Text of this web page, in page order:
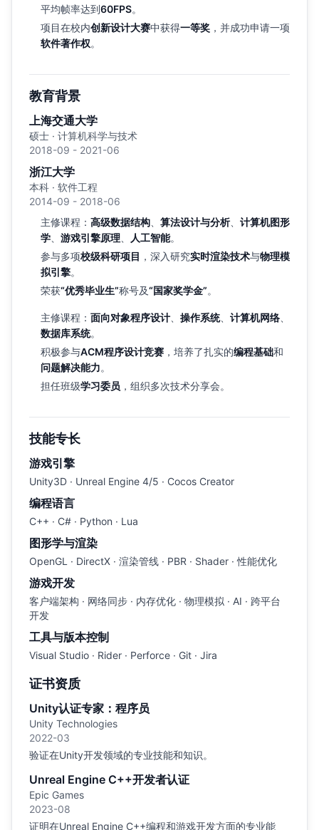
平均帧率达到60FPS。
项目在校内创新设计大赛中获得一等奖 ，并成功申请一项
软件著作权。
教育背景
上海交通大学
硕士 · 计算机科学与技术
2018-09 - 2021-06
浙江大学
本科 · 软件工程
2014-09 - 2018-06
主修课程： 高级数据结构 算法设计与分析、 计算机图形
学
游戏引擎原理 人工智能。
参与多项校级科研项目 ，深入研究实时渲染技术与物理模
拟引擎。
荣获“优秀毕业生”称号及“国家奖学金”。
主修课程： 面向对象程序设计 操作系统、 计算机网络
数据库系统。
积极参与ACM程序设计竞赛 ，培养了扎实的编程基础和
问题解决能力。
担任班级学习委员 ，组织多次技术分享会。
技能专长
游戏引擎
Unity3D · Unreal Engine 4/5 · Cocos Creator
编程语言
C++ · C# · Python · Lua
图形学与渲染
OpenGL · DirectX · 渲染管线 · PBR · Shader · 性能优化
游戏开发
客户端架构 · 网络同步 · 内存优化 · 物理模拟 · AI · 跨平台
开发
工具与版本控制
Visual Studio · Rider · Perforce · Git · Jira
证书资质
Unity认证专家：程序员
Unity Technologies
2022-03
验证在Unity开发领域的专业技能和知识。
Unreal Engine C++开发者认证
Epic Games
2023-08
证明在Unreal Engine C++编程和游戏开发方面的专业能